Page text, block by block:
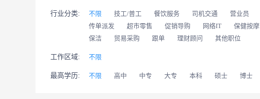
行业分类: 不限 技工/普工 餐饮服务 司机交通 营业员
传单派发
超市零售 促销导购 网络IT 保健按摩
保洁
贸易采购 跟单 理财顾问 其他职位
工作区域: 不限
最高学历: 不限 高中 中专 大专 本科 硕士 博士